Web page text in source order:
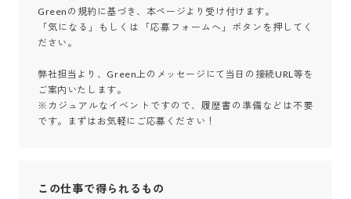
Greenの規約に基づき、本ページより受け付けます。
「気になる」もしくは「応募フォームへ」ボタンを押してく
ださい。
弊社担当より、Green上のメッセージにて当日の接続URL等を
ご案内いたします。
※カジュアルなイベントですので、履歴書の準備などは不要
です。まずはお気軽にご応募ください！
この仕事で得られるもの